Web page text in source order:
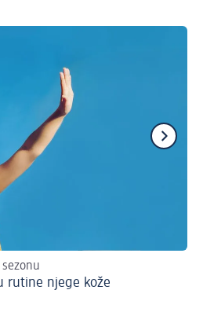
rutine njege kože